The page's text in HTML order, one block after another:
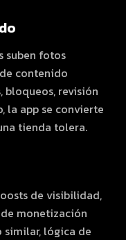
suben fotos
contenido
bloqueos, revisión
la app se convierte
tienda tolera.
de visibilidad,
monetización
lógica de